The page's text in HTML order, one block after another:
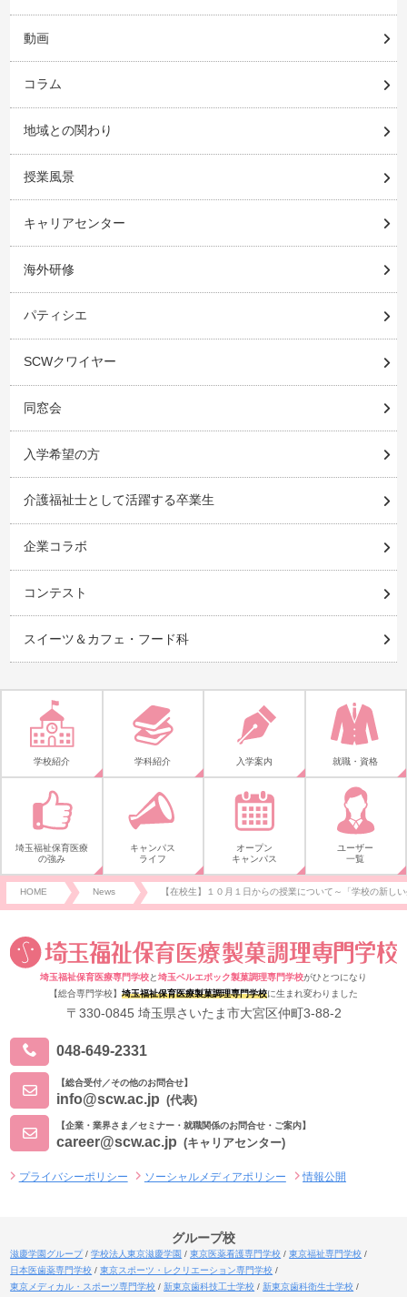
動画
コラム
地域との関わり
授業風景
キャリアセンター
海外研修
パティシエ
SCWクワイヤー
同窓会
入学希望の方
介護福祉士として活躍する卒業生
企業コラボ
コンテスト
スイーツ＆カフェ・フード科
学校紹介 学科紹介 入学案内 就職・資格
埼玉福祉保育医療
の強み
キャンパス
ライフ
オープン
キャンパス
ユーザー
一覧
HOME News 【在校生】１０月１日からの授業について～「学校の新し
埼玉福祉保育医療専門学校と埼玉ベルエポック製菓調理専門学校がひとつになり
【総合専門学校】 埼玉福祉保育医療製菓調理専門学校に生まれ変わりました
〒330-0845 埼玉県さいたま市大宮区仲町3-88-2
048-649-2331
【総合受付／その他のお問合せ】
info@scw.ac.jp (代表)
【企業・業界さま／セミナー・就職関係のお問合せ・ご案内】
career@scw.ac.jp (キャリアセンター)
プライバシーポリシー ソーシャルメディアポリシー 情報公開
グループ校
滋慶学園グループ 学校法人東京滋慶学園 東京医薬看護専門学校
東京福祉専門学校
日本医歯薬専門学校
東京スポーツ・レクリエーション専門学校
東京メディカル・スポーツ専門学校
新東京歯科技工士学校 新東京歯科衛生士学校